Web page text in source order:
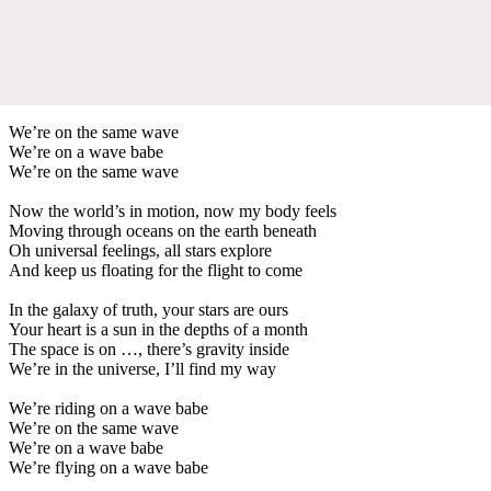
We’re on the same wave
We’re on a wave babe
We’re on the same wave
Now the world’s in motion, now my body feels
Moving through oceans on the earth beneath
Oh universal feelings, all stars explore
And keep us floating for the flight to come
In the galaxy of truth, your stars are ours
Your heart is a sun in the depths of a month
The space is on …, there’s gravity inside
We’re in the universe, I’ll find my way
We’re riding on a wave babe
We’re on the same wave
We’re on a wave babe
We’re flying on a wave babe